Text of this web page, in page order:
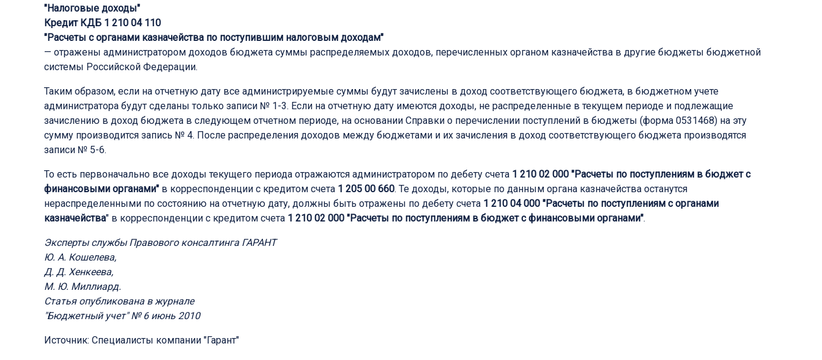
"Налоговые доходы"
Кредит КДБ 1 210 04 110
"Расчеты с органами казначейства по поступившим налоговым доходам"
— отражены администратором доходов бюджета суммы распределяемых доходов, перечисленных органом казначейства в другие бюджеты бюджетной
системы Российской Федерации.
Таким образом, если на отчетную дату все администрируемые суммы будут зачислены в доход соответствующего бюджета, в бюджетном учете
администратора будут сделаны только записи № 1-3. Если на отчетную дату имеются доходы, не распределенные в текущем периоде и подлежащие
зачислению в доход бюджета в следующем отчетном периоде, на основании Справки о перечислении поступлений в бюджеты (форма 0531468) на эту
сумму производится запись № 4. После распределения доходов между бюджетами и их зачисления в доход соответствующего бюджета производятся
записи № 5-6.
То есть первоначально все доходы текущего периода отражаются администратором по дебету счета 1 210 02 000 "Расчеты по поступлениям в бюджет с
финансовыми органами" в корреспонденции с кредитом счета 1 205 00 660. Те доходы, которые по данным органа казначейства останутся
нераспределенными по состоянию на отчетную дату, должны быть отражены по дебету счета 1 210 04 000 "Расчеты по поступлениям с органами
казначейства" в корреспонденции с кредитом счета 1 210 02 000 "Расчеты по поступлениям в бюджет с финансовыми органами".
Эксперты службы Правового консалтинга ГАРАНТ
Ю. А. Кошелева,
Д. Д. Хенкеева,
М. Ю. Миллиард.
Статья опубликована в журнале
"Бюджетный учет" № 6 июнь 2010
Источник: Специалисты компании "Гарант"